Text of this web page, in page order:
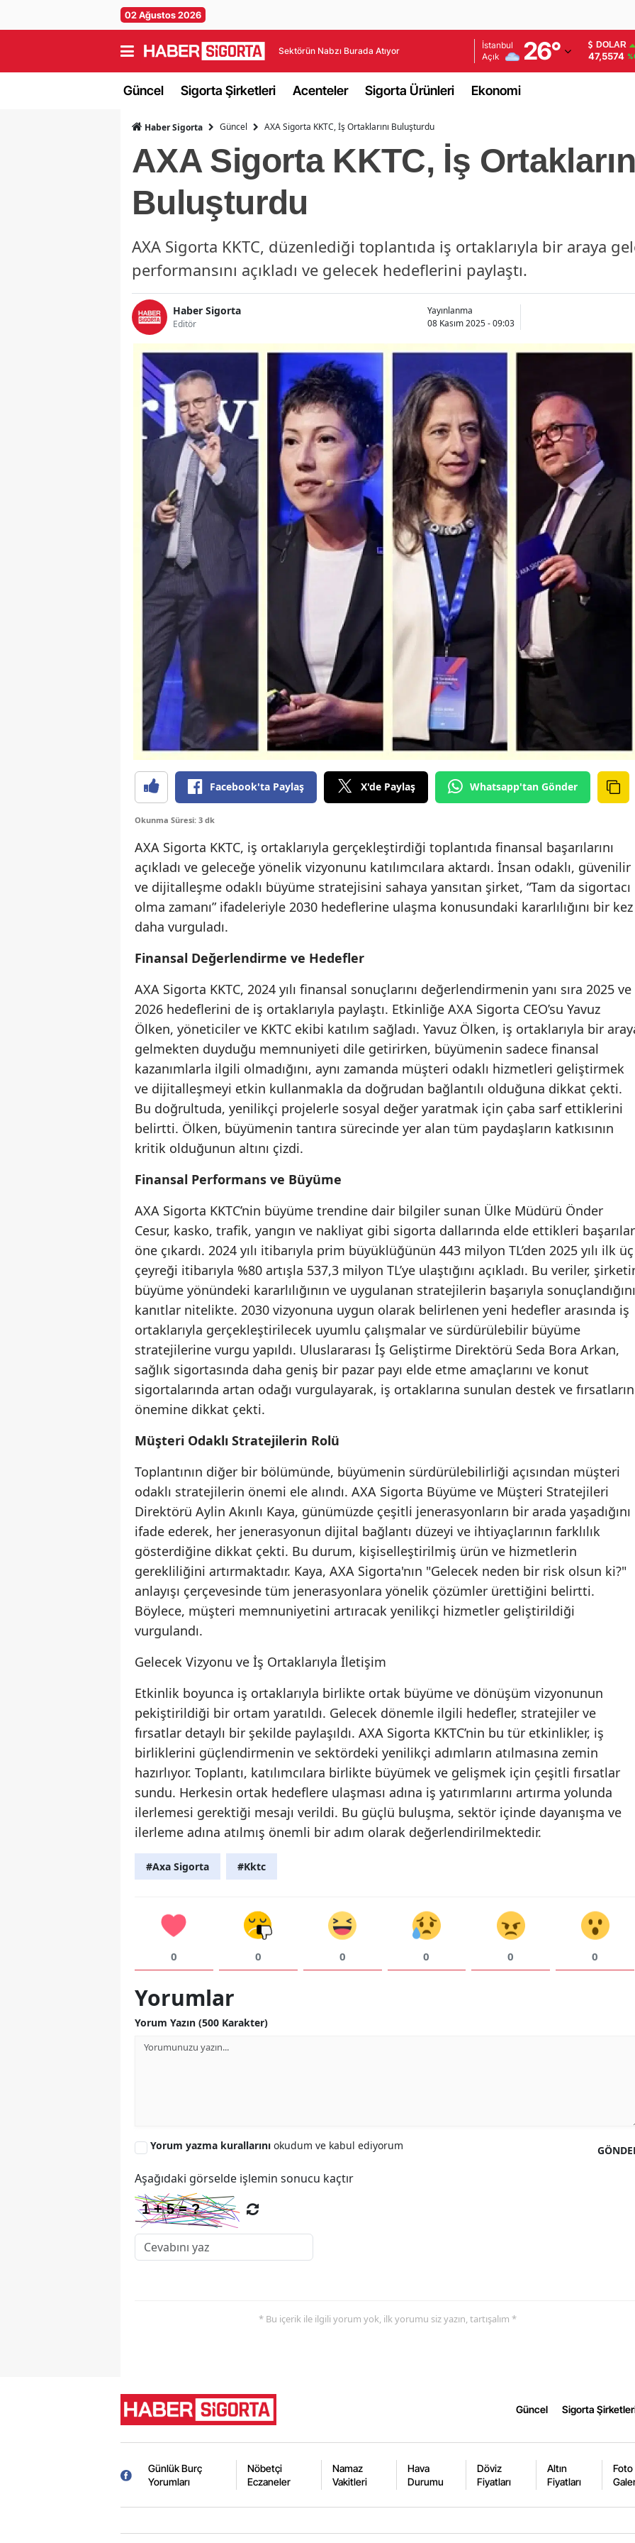
02 Ağustos 2026
Sektörün Nabzı Burada Atıyor
İstanbul
Açık
26°
Adana
Adıyaman
Afyonkarahisar
Amasya
Artvin
Aydın
Balıkesir
Bilecik
Bolu
Burdur
Bursa
Çanakkale
Çankırı
Çorum
Denizli
Diyarbakır
Edirne
Erzincan
Erzurum
Eskişehir
Gümüşhane
Hakkari
Hatay
İstanbul
İzmir
Kars
Kastamonu
Kayseri
Kocaeli
Konya
Kütahya
Malatya
Manisa
Kahramanmaraş
Mardin
Nevşehir
Niğde
Ordu
Rize
Sakarya
Samsun
Sivas
Tekirdağ
Tokat
Trabzon
Tunceli
Yozgat
Zonguldak
DOLAR
47,5574
Güncel Sigorta Şirketleri Acenteler Sigorta Ürünleri Ekonomi
Haber Sigorta Güncel AXA Sigorta KKTC, İş Ortaklarını Buluşturdu
AXA Sigorta KKTC, İş
Buluşturdu
AXA Sigorta KKTC, düzenlediği toplantıda iş ortaklarıyla bir araya
performansını açıkladı ve gelecek hedeflerini paylaştı.
Haber Sigorta
Editör
Yayınlanma
08 Kasım 2025 - 09:03
Facebook'ta Paylaş X'de Paylaş Whatsapp'tan Gönder
Okunma Süresi: 3 dk
AXA Sigorta KKTC, iş ortaklarıyla gerçekleştirdiği toplantıda finansal başarılarını
açıkladı ve geleceğe yönelik vizyonunu katılımcılara aktardı. İnsan odaklı, güvenilir
ve dijitalleşme odaklı büyüme stratejisini sahaya yansıtan şirket, “Tam da sigortacı
olma zamanı” ifadeleriyle 2030 hedeflerine ulaşma konusundaki kararlılığını bir kez
daha vurguladı.
Finansal Değerlendirme ve Hedefler
AXA Sigorta KKTC, 2024 yılı finansal sonuçlarını değerlendirmenin yanı sıra 2025 ve
2026 hedeflerini de iş ortaklarıyla paylaştı. Etkinliğe AXA Sigorta CEO’su Yavuz
Ölken, yöneticiler ve KKTC ekibi katılım sağladı. Yavuz Ölken, iş ortaklarıyla bir
gelmekten duyduğu memnuniyeti dile getirirken, büyümenin sadece finansal
kazanımlarla ilgili olmadığını, aynı zamanda müşteri odaklı hizmetleri geliştirmek
ve dijitalleşmeyi etkin kullanmakla da doğrudan bağlantılı olduğuna dikkat çekti.
Bu doğrultuda, yenilikçi projelerle sosyal değer yaratmak için çaba sarf ettiklerini
belirtti. Ölken, büyümenin tantıra sürecinde yer alan tüm paydaşların katkısının
kritik olduğunun altını çizdi.
Finansal Performans ve Büyüme
AXA Sigorta KKTC’nin büyüme trendine dair bilgiler sunan Ülke Müdürü Önder
Cesur, kasko, trafik, yangın ve nakliyat gibi sigorta dallarında elde ettikleri
öne çıkardı. 2024 yılı itibarıyla prim büyüklüğünün 443 milyon TL’den 2025 yılı ilk üç
çeyreği itibarıyla %80 artışla 537,3 milyon TL’ye ulaştığını açıkladı. Bu veriler,
büyüme yönündeki kararlılığının ve uygulanan stratejilerin başarıyla sonuçlandığını
kanıtlar nitelikte. 2030 vizyonuna uygun olarak belirlenen yeni hedefler arasında iş
ortaklarıyla gerçekleştirilecek uyumlu çalışmalar ve sürdürülebilir büyüme
stratejilerine vurgu yapıldı. Uluslararası İş Geliştirme Direktörü Seda Bora Arkan,
sağlık sigortasında daha geniş bir pazar payı elde etme amaçlarını ve konut
sigortalarında artan odağı vurgulayarak, iş ortaklarına sunulan destek ve fırsatların
önemine dikkat çekti.
Müşteri Odaklı Stratejilerin Rolü
Toplantının diğer bir bölümünde, büyümenin sürdürülebilirliği açısından müşteri
odaklı stratejilerin önemi ele alındı. AXA Sigorta Büyüme ve Müşteri Stratejileri
Direktörü Aylin Akınlı Kaya, günümüzde çeşitli jenerasyonların bir arada yaşadığını
ifade ederek, her jenerasyonun dijital bağlantı düzeyi ve ihtiyaçlarının farklılık
gösterdiğine dikkat çekti. Bu durum, kişiselleştirilmiş ürün ve hizmetlerin
gerekliliğini artırmaktadır. Kaya, AXA Sigorta'nın "Gelecek neden bir risk olsun ki?"
anlayışı çerçevesinde tüm jenerasyonlara yönelik çözümler ürettiğini belirtti.
Böylece, müşteri memnuniyetini artıracak yenilikçi hizmetler geliştirildiği
vurgulandı.
Gelecek Vizyonu ve İş Ortaklarıyla İletişim
Etkinlik boyunca iş ortaklarıyla birlikte ortak büyüme ve dönüşüm vizyonunun
pekiştirildiği bir ortam yaratıldı. Gelecek dönemle ilgili hedefler, stratejiler ve
fırsatlar detaylı bir şekilde paylaşıldı. AXA Sigorta KKTC’nin bu tür etkinlikler, iş
birliklerini güçlendirmenin ve sektördeki yenilikçi adımların atılmasına zemin
hazırlıyor. Toplantı, katılımcılara birlikte büyümek ve gelişmek için çeşitli fırsatlar
sundu. Herkesin ortak hedeflere ulaşması adına iş yatırımlarını artırma yolunda
ilerlemesi gerektiği mesajı verildi. Bu güçlü buluşma, sektör içinde dayanışma ve
ilerleme adına atılmış önemli bir adım olarak değerlendirilmektedir.
#Axa Sigorta #Kktc
0 0 0 0 0 0
Yorumlar
Yorum Yazın (500 Karakter)
Yorum yazma kurallarını okudum ve kabul ediyorum
Aşağıdaki görselde işlemin sonucu kaçtır
* Bu içerik ile ilgili yorum yok, ilk yorumu siz yazın, tartışalım *
Güncel Sigorta
Günlük Burç
Yorumları
Nöbetçi
Eczaneler
Namaz
Vakitleri
Hava
Durumu
Döviz
Fiyatları
Altın
Fiyatları
Foto